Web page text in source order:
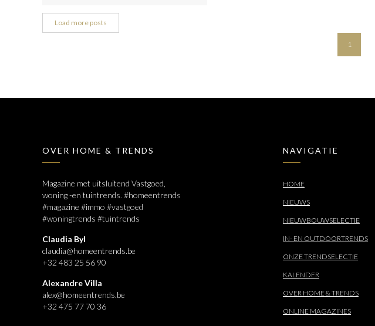
Load more posts
1
OVER HOME & TRENDS
Magazine met uitsluitend Vastgoed,
woning -en tuintrends. #homeentrends
#magazine #immo #vastgoed
#woningtrends #tuintrends
Claudia Byl
claudia@homeentrends.be
+32 483 25 56 90
Alexandre Villa
alex@homeentrends.be
+32 475 77 70 36
NAVIGATIE
HOME
NIEUWS
NIEUWBOUWSELECTIE
IN- EN OUTDOORTRENDS
ONZE TRENDSELECTIE
KALENDER
OVER HOME & TRENDS
ONLINE MAGAZINES